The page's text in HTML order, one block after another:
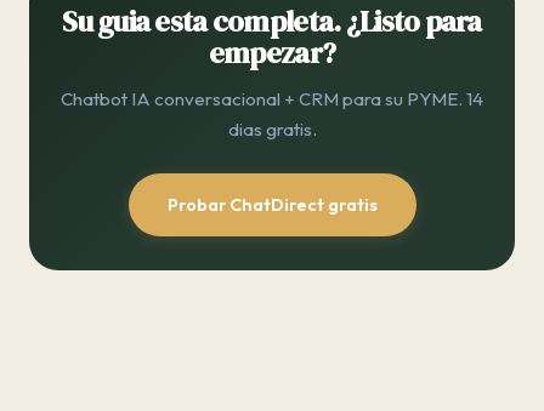
Su guia esta completa. ¿Listo para
empezar?
Chatbot IA conversacional + CRM para su PYME. 14
dias gratis.
Probar ChatDirect gratis